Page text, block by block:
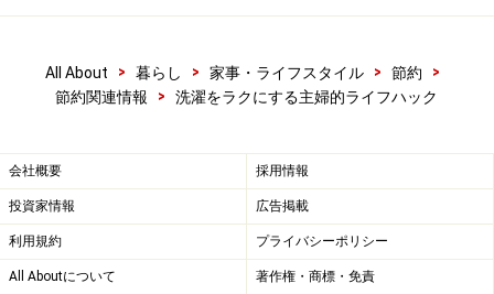
All About > 暮らし > 家事・ライフスタイル > 節約
>
節約関連情報
> 洗濯をラクにする主婦的ライフハック
会社概要 採用情報
投資家情報 広告掲載
利用規約 プライバシーポリシー
All Aboutについて 著作権・商標・免責